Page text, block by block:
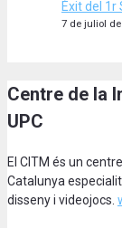
Èxit del 1r
7 de juliol de
Centre de la
UPC
El CITM és un
Catalunya
disseny i videojocs.